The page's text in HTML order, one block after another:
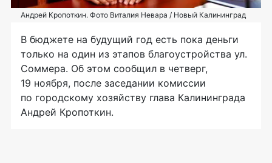
Андрей Кропоткин. Фото Виталия Невара / Новый Калининград
В бюджете на будущий год есть пока деньги
только на один из этапов благоустройства ул.
Соммера. Об этом сообщил в четверг,
19 ноября, после заседании комиссии
по городскому хозяйству глава Калининграда
Андрей Кропоткин.